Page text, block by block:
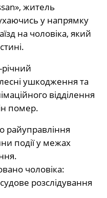
житель
у напрямку
на чоловіка, який
ушкодження та
відділення
помер.
райуправління
події у межах